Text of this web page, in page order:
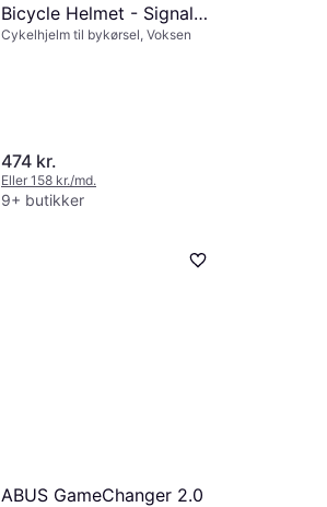
Bicycle Helmet - Signal
Yellow
Cykelhjelm til bykørsel, Voksen
474 kr.
Eller 158 kr./md.
9+ butikker
ABUS GameChanger 2.0